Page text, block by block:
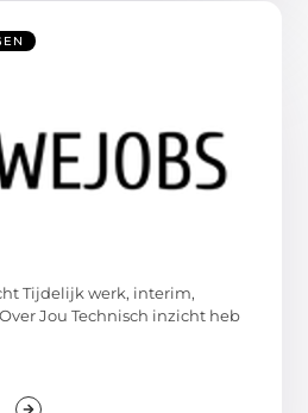
Tijdelijk werk, interim,
Jou Technisch inzicht heb